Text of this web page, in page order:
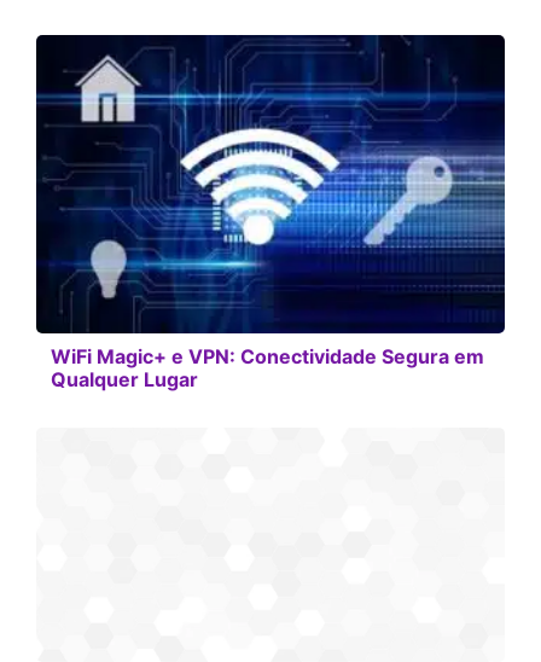
WiFi Magic+ e VPN: Conectividade Segura em
Qualquer Lugar